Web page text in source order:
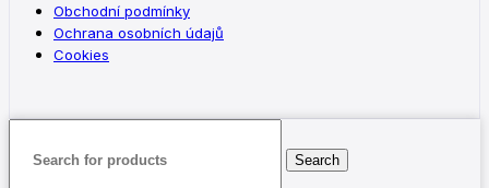
Obchodní podmínky
Ochrana osobních údajů
Cookies
Search